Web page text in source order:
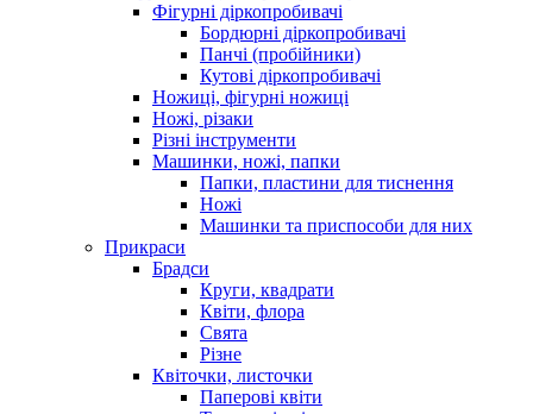
Фігурні діркопробивачі
Бордюрні діркопробивачі
Панчі (пробійники)
Кутові діркопробивачі
Ножиці, фігурні ножиці
Ножі, різаки
Різні інструменти
Машинки, ножі, папки
Папки, пластини для тиснення
Ножі
Машинки та приспособи для них
Прикраси
Брадси
Круги, квадрати
Квіти, флора
Свята
Різне
Квіточки, листочки
Паперові квіти